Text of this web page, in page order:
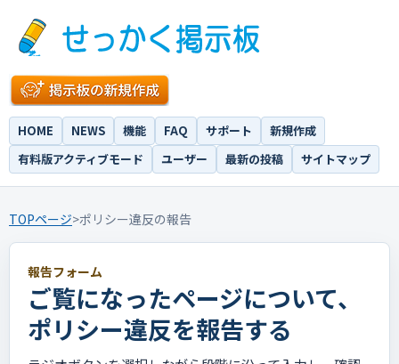
HOME NEWS 機能 FAQ サポート
新規作成
有料版アクティブモード
ユーザー 最新の投稿 サイトマップ
TOPページ>ポリシー違反の報告
報告フォーム
ご覧になったページについて、
ポリシー違反を報告する